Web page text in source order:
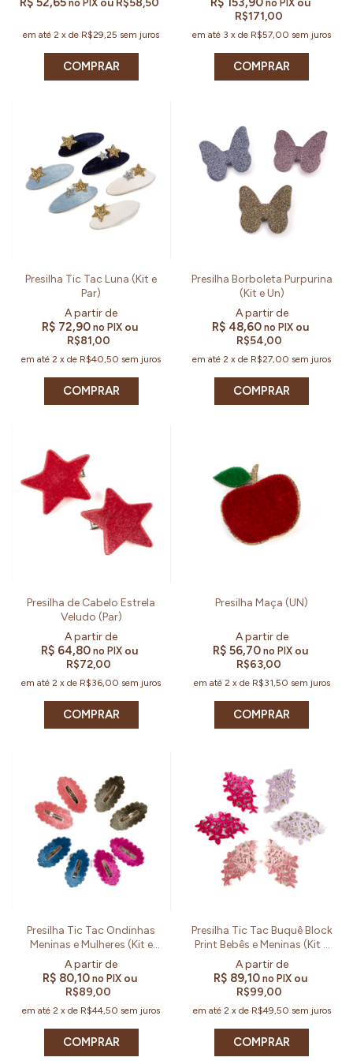
no PIX ou R$58,50
em até2 xde R$29,25 sem juros
COMPRAR
no PIX ou
R$171,00
em até 3 xde R$57,00 sem juros
COMPRAR
Presilha Tic Tac Luna (Kit e
Par)
R$ 72,90no PIX ou
R$81,00
em até2 xde R$40,50 sem juros
COMPRAR
Presilha Borboleta Purpurina
(Kit e Un)
R$ 48,60no PIX ou
R$54,00
em até2 xde R$27,00 sem juros
COMPRAR
Presilha de Cabelo Estrela
Veludo (Par)
R$ 64,80 no PIX ou
R$72,00
em até2 xde R$36,00 sem juros
COMPRAR
Presilha Maça (UN)
R$ 56,70no PIX ou
R$63,00
em até 2 x de R$31,50 sem juros
Presilha Tic Tac Ondinhas
Meninas e Mulheres (Kit e
Par)
R$ 80,10no PIX ou
R$89,00
em até2 xde R$44,50 sem juros
COMPRAR
Presilha Tic Tac Buquê Block
Print Bebês e Meninas (Kit e
Par)
R$ 89,10no PIX ou
R$99,00
em até 2 x de R$49,50 sem juros
COMPRAR